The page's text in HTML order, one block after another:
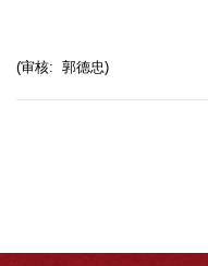
(审核: 郭德忠)